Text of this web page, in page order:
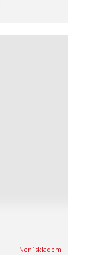
Není skladem